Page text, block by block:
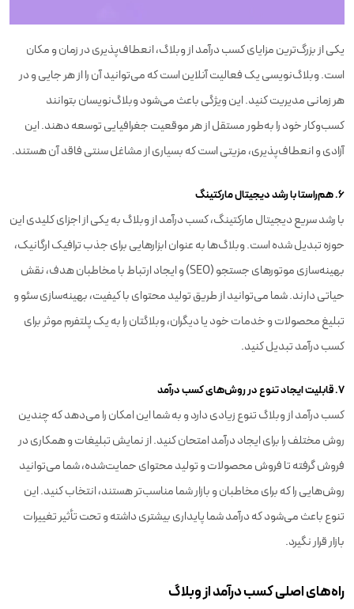
یکی از بزرگ‌ترین مزایای کسب درآمد از وبلاگ، انعطاف‌پذیری در زمان و مکان
است. وبلاگ‌نویسی یک فعالیت آنلاین است که می‌توانید آن را از هر جایی و در
هر زمانی مدیریت کنید. این ویژگی باعث می‌شود وبلاگ‌نویسان بتوانند
کسب‌وکار خود را به‌طور مستقل از هر موقعیت جغرافیایی توسعه دهند. این
آزادی و انعطاف‌پذیری، مزیتی است که بسیاری از مشاغل سنتی فاقد آن هستند.
6. هم‌راستا با رشد دیجیتال مارکتینگ
با رشد سریع دیجیتال مارکتینگ، کسب درآمد از وبلاگ به یکی از اجزای کلیدی این
حوزه تبدیل شده است. وبلاگ‌ها به عنوان ابزارهایی برای جذب ترافیک ارگانیک،
بهینه‌سازی موتورهای جستجو (SEO) و ایجاد ارتباط با مخاطبان هدف، نقش
حیاتی دارند. شما می‌توانید از طریق تولید محتوای با کیفیت، بهینه‌سازی سئو و
تبلیغ محصولات و خدمات خود یا دیگران، وبلاگتان را به یک پلتفرم موثر برای
کسب درآمد تبدیل کنید.
7. قابلیت ایجاد تنوع در روش‌های کسب درآمد
کسب درآمد از وبلاگ تنوع زیادی دارد و به شما این امکان را می‌دهد که چندین
روش مختلف را برای ایجاد درآمد امتحان کنید. از نمایش تبلیغات و همکاری در
فروش گرفته تا فروش محصولات و تولید محتوای حمایت‌شده، شما می‌توانید
روش‌هایی را که برای مخاطبان و بازار شما مناسب‌تر هستند، انتخاب کنید. این
تنوع باعث می‌شود که درآمد شما پایداری بیشتری داشته و تحت تأثیر تغییرات
بازار قرار نگیرد.
راه‌های اصلی کسب درآمد از وبلاگ